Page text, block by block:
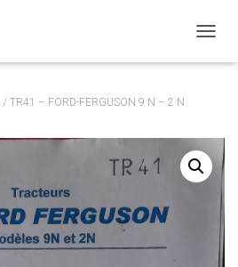
/ TR41 – FORD-FERGUSON 9 N – 2 N